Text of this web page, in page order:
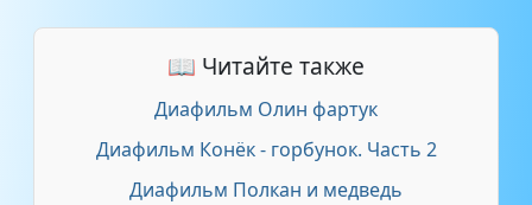
📖 Читайте также
Диафильм Олин фартук
Диафильм Конёк - горбунок. Часть 2
Диафильм Полкан и медведь